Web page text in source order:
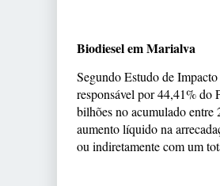
Biodiesel em Marialva
Segundo Estudo de
responsável por 44,41%
bilhões no acumulado
aumento líquido na
ou indiretamente com um